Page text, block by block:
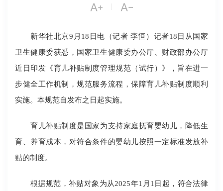
 | 
新华社北京9月18日电（记者 李恒）记者18日从国家
卫生健康委获悉，国家卫生健康委办公厅、财政部办公厅
近日印发《育儿补贴制度管理规范（试行）》，旨在进一
步健全工作机制，规范服务流程，保障育儿补贴制度顺利
实施。本规范自发布之日起实施。
育儿补贴制度是国家为支持家庭抚育婴幼儿，降低生
育、养育成本，对符合条件的婴幼儿按照一定标准发放补
贴的制度。
根据规范，补贴对象为从2025年1月1日起，符合法律